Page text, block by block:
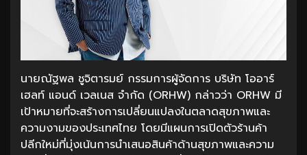
นายณัฐพล ชูจิตารมย์ กรรมการผู้จัดการ บริษัท โออาร์
เฮลท์ แอนด์ เวลเนส จำกัด (ORHW) กล่าวว่า ORHW มี
เป้าหมายที่จะสร้างการเปลี่ยนแปลงในตลาดสุขภาพและ
ความงามของประเทศไทย โดยมีแผนการเปิดตัวร้านค้า
ปลีกใหม่ที่มุ่งเน้นการนำเสนอสินค้าด้านสุขภาพและความ